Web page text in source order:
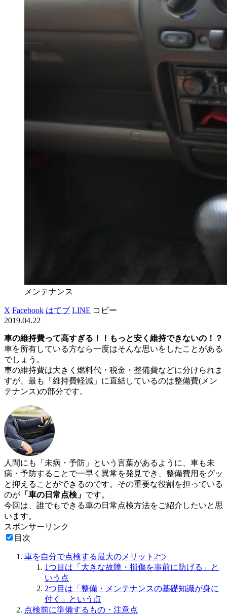
メンテナンス
X Facebook はてブ LINE コピー
2019.04.22
車の維持費って高すぎる！！もっと安く維持できないの！？
車を所有している方なら一度はそんな思いをしたことがある
でしょう。
車の維持費は大きく燃料代・税金・整備費などに分けられま
すが、最も「維持費軽減」に直結しているのは整備費(メン
テナンス)の部分です。
人間にも「未病・予防」という言葉があるように、車も未
病・予防することで一早く異常を発見でき、整備費用をグッ
と抑えることができるのです。その重要な役割を担っている
のが 「車の日常点検」 です。
今回は、誰でもできる車の日常点検方法をご紹介したいと思
います。
スポンサーリンク
目次
車を自分で点検する最大のメリット2つ
1つ目は「大きな故障・損傷を事前に防げる」と
いう点
2つ目は「整備・メンテナンスの基礎知識が身に
付く」という点
点検前に準備するもの・注意点